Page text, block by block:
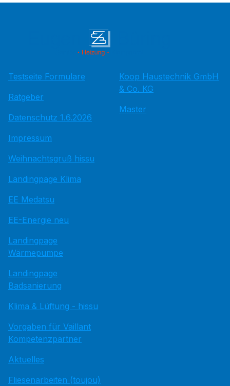
Testseite Formulare
Ratgeber
Datenschutz 1.6.2026
Impressum
Weihnachtsgruß hissu
Landingpage Klima
EE Medatsu
EE-Energie neu
Landingpage
Wärmepumpe
Landingpage
Badsanierung
Klima & Lüftung - hissu
Vorgaben für Vaillant
Kompetenzpartner
Aktuelles
Fliesenarbeiten (toujou)
Koop Haustechnik GmbH
& Co. KG
Master